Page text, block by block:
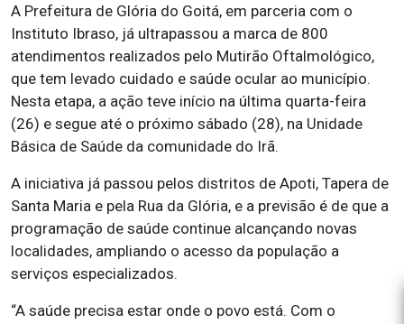
A Prefeitura de Glória do Goitá, em parceria com o
Instituto Ibraso, já ultrapassou a marca de 800
atendimentos realizados pelo Mutirão Oftalmológico,
que tem levado cuidado e saúde ocular ao município.
Nesta etapa, a ação teve início na última quarta-feira
(26) e segue até o próximo sábado (28), na Unidade
Básica de Saúde da comunidade do Irã.
A iniciativa já passou pelos distritos de Apoti, Tapera de
Santa Maria e pela Rua da Glória, e a previsão é de que a
programação de saúde continue alcançando novas
localidades, ampliando o acesso da população a
serviços especializados.
“A saúde precisa estar onde o povo está. Com o